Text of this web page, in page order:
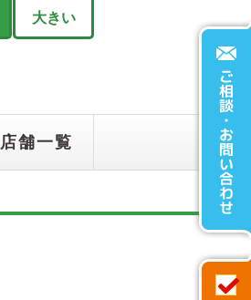
大きい
店舗一覧